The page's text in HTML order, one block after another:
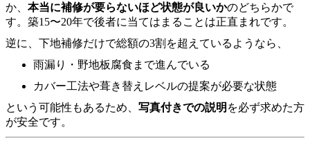
か、 本当に補修が要らないほど状態が良いかのどちらかで
す。築15〜20年で後者に当てはまることは正直まれです。
逆に、下地補修だけで総額の3割を超えているようなら、
雨漏り・野地板腐食まで進んでいる
カバー工法や葺き替えレベルの提案が必要な状態
という可能性もあるため、 写真付きでの説明 を必ず求めた方
が安全です。